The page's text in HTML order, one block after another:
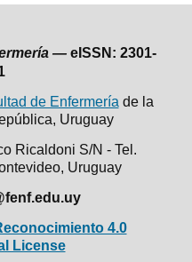
— eISSN: 2301-
de Enfermería de la
Uruguay
Ricaldoni S/N - Tel.
Uruguay
4.0
License